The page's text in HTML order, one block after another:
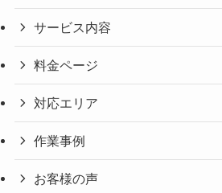
サービス内容
料金ページ
対応エリア
作業事例
お客様の声